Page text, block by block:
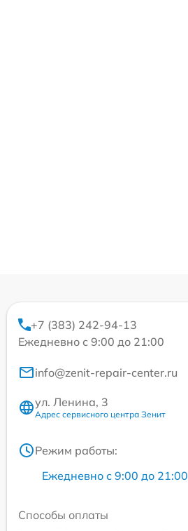
+7 (383) 242-94-13
Ежедневно с 9:00 до 21:00
info@zenit-repair-center.ru
ул. Ленина, 3
Адрес сервисного центра Зенит
Режим работы:
Ежедневно с 9:00 до 21:00
Способы оплаты